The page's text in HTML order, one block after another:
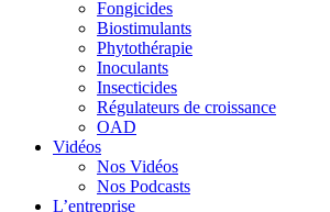
Fongicides
Biostimulants
Phytothérapie
Inoculants
Insecticides
Régulateurs de croissance
OAD
Vidéos
Nos Vidéos
Nos Podcasts
L’entreprise